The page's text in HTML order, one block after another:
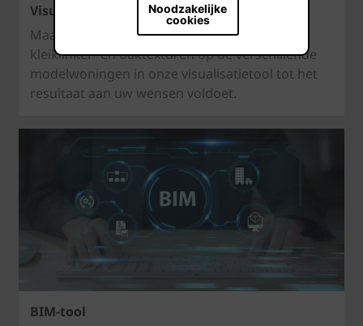
Noodzakelijke
cookies
Visualisatietool
Maak eindeloze combinaties van gevel-,
kleiklinker- en daktexturen op de verschillende
modelwoningen in onze visualisatietool tot het
resultaat aan uw wensen voldoet.
BIM-tool